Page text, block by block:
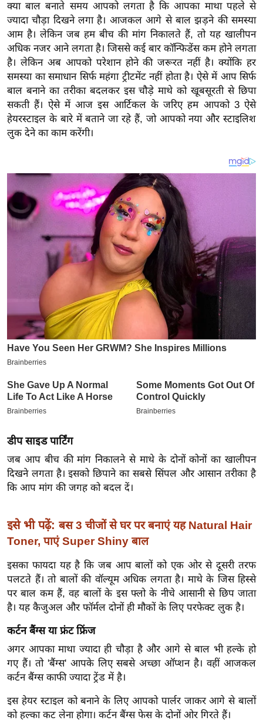
वि
शे
ष
ज्ञ
रा
य
ब
ज
ट
ल
क्रि
के
ट
2
6
क्रा
इ
म
ई
-
प
र
मि
सा
बे
सा
ल
श
य
त
यं
ग
इं
डि
क्या बाल बनाते समय आपको लगता है कि आपका माथा पहले से
ज्यादा चौड़ा दिखने लगा है। आजकल आगे से बाल झड़ने की समस्या
आम है। लेकिन जब हम बीच की मांग निकालते हैं, तो यह खालीपन
अधिक नजर आने लगता है। जिससे कई बार कॉन्फिडेंस कम होने लगता
है। लेकिन अब आपको परेशान होने की जरूरत नहीं है। क्योंकि हर
समस्या का समाधान सिर्फ महंगा ट्रीटमेंट नहीं होता है। ऐसे में आप सिर्फ
बाल बनाने का तरीका बदलकर इस चौड़े माथे को खूबसूरती से छिपा
सकती हैं। ऐसे में आज इस आर्टिकल के जरिए हम आपको 3 ऐसे
हेयरस्टाइल के बारे में बताने जा रहे हैं, जो आपको नया और स्टाइलिश
लुक देने का काम करेंगी।
डीप साइड पार्टिंग
जब आप बीच की मांग निकालने से माथे के दोनों कोनों का खालीपन
दिखने लगता है। इसको छिपाने का सबसे सिंपल और आसान तरीका है
कि आप मांग की जगह को बदल दें।
इसे भी पढ़ें: बस 3 चीजों से घर पर बनाएं यह Natural Hair
Toner, पाएं Super Shiny बाल
इसका फायदा यह है कि जब आप बालों को एक ओर से दूसरी तरफ
पलटते हैं। तो बालों की वॉल्यूम अधिक लगता है। माथे के जिस हिस्से
पर बाल कम हैं, वह बालों के इस फ्लो के नीचे आसानी से छिप जाता
है। यह कैजुअल और फॉर्मल दोनों ही मौकों के लिए परफेक्ट लुक है।
कर्टन बैंग्स या फ्रंट फ्रिंज
अगर आपका माथा ज्यादा ही चौड़ा है और आगे से बाल भी हल्के हो
गए हैं। तो 'बैंग्स' आपके लिए सबसे अच्छा ऑप्शन है। वहीं आजकल
कर्टन बैंग्स काफी ज्यादा ट्रेंड में है।
इस हेयर स्टाइल को बनाने के लिए आपको पार्लर जाकर आगे से बालों
को हल्का कट लेना होगा। कर्टन बैंग्स फेस के दोनों ओर गिरते हैं।